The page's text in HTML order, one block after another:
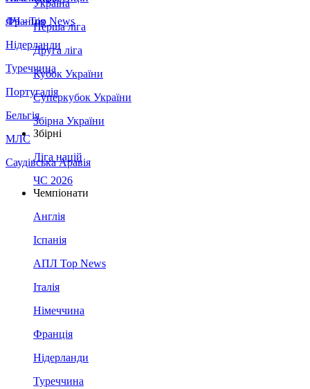
Франція
Нідерланди
Туреччина
Португалія
Бельгія
МЛС
Саудівська Аравія
ЛЧ - Top News
Україна
Перша ліга
Друга ліга
Кубок України
Суперкубок України
Збірна України
Збірні
Ліга націй
ЧС 2026
Чемпіонати
Англія
Іспанія
АПЛ Top News
Італія
Німеччина
Франція
Нідерланди
Туреччина